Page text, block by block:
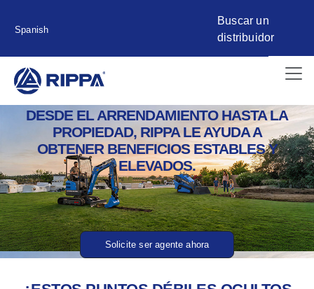
Spanish
Buscar un
distribuidor
DESDE EL ARRENDAMIENTO HASTA LA
PROPIEDAD, RIPPA LE AYUDA A
OBTENER BENEFICIOS ESTABLES Y
ELEVADOS.
Solicite ser agente ahora